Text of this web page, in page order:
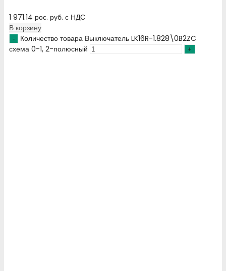
1 971.14 рос. руб. с НДС
В корзину
Количество товара Выключатель LK16R-1.828\0B2ZC
схема 0-1, 2-полюсный